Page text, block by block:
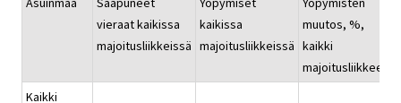
vieraat kaikissa
majoitusliikkeissä
kaikissa
majoitusliikkeissä
muutos, %,
kaikki
majoitusliikkeet
Kaikki